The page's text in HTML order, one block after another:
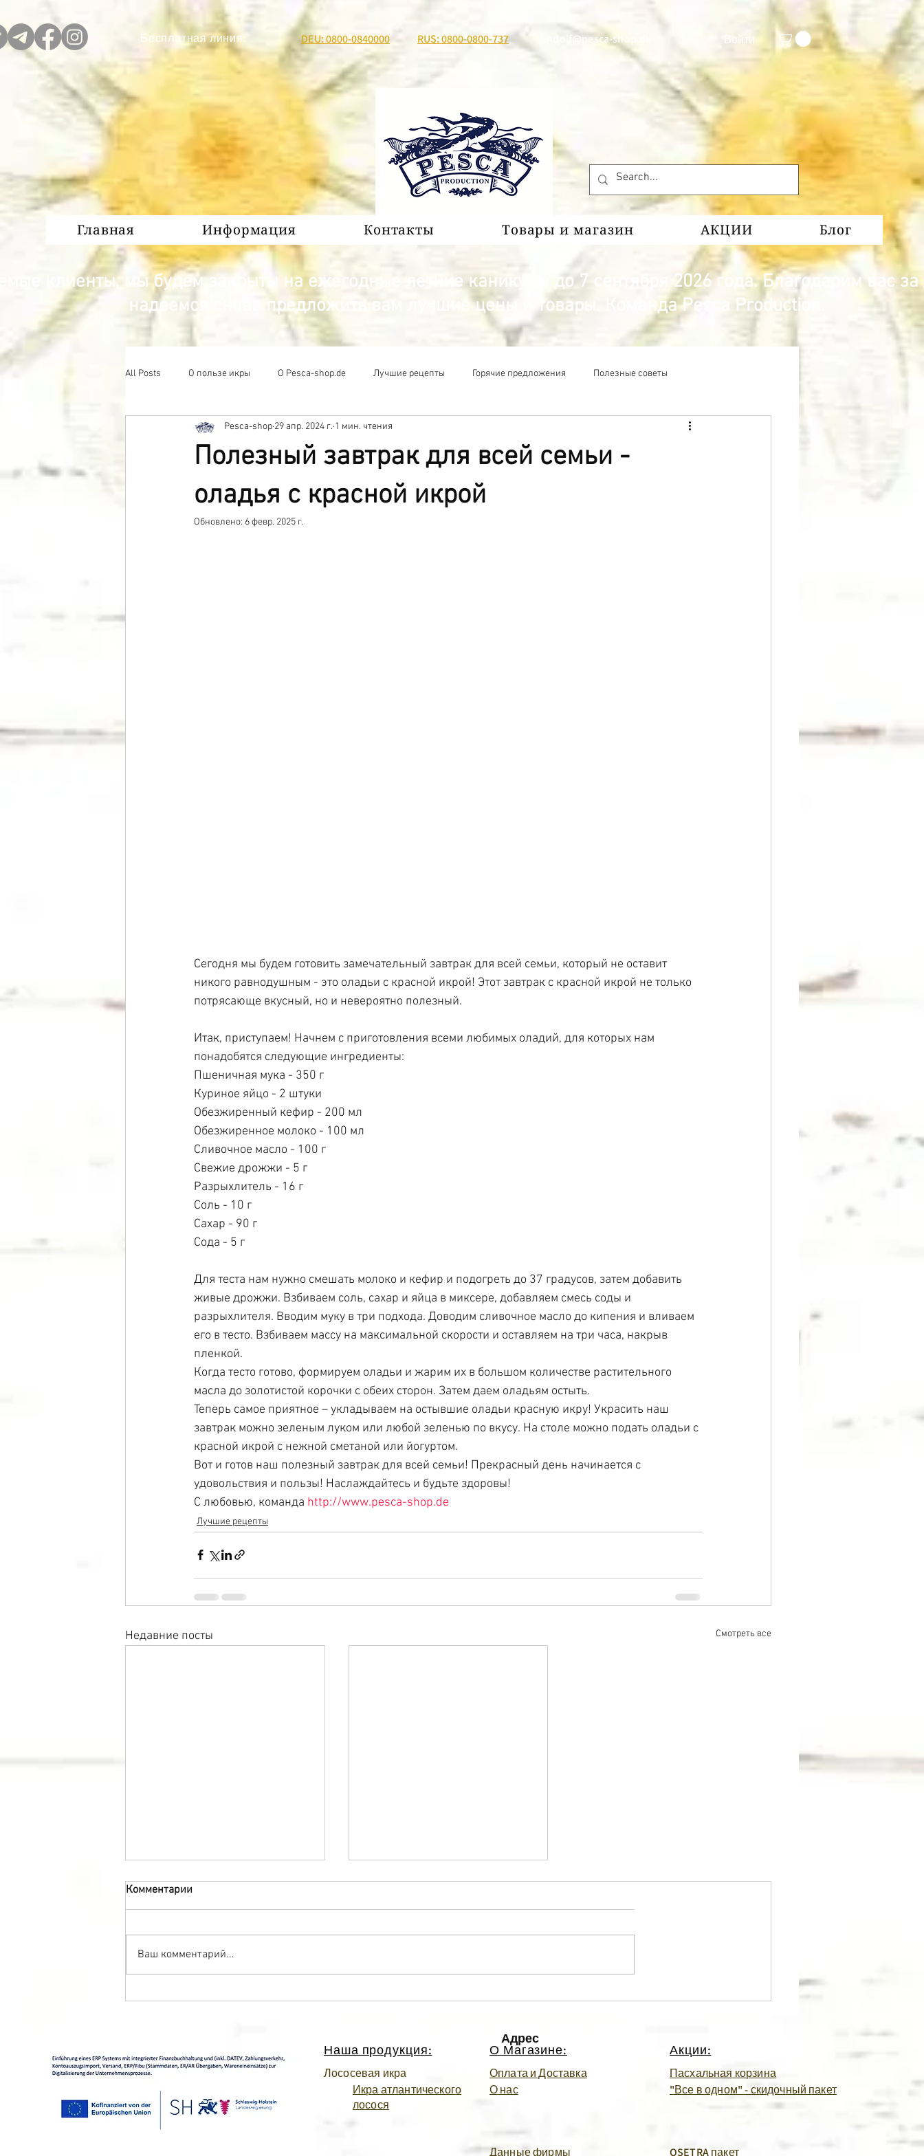
Бесплатная линия: DEU: 0800-0840000 RUS: 0800-0800-737 I.Adolf@pesca-shop.de Войти
Главная Информация Контакты Товары и магазин АКЦИИ Блог
клиенты, мы будем закрыты на ежегодные летние каникулы до 7 сентября 2026 года. Благодарим вас за
надеемся снова предложить вам лучшие цены и товары. Команда Pesca Production.
All Posts О пользе икры О Pesca-shop.de Лучшие рецепты Горячие предложения Полезные советы
Полезный завтрак для всей семьи -
оладья с красной икрой
Pesca-shop 29 апр. 2024 г. 1 мин. чтения
Обновлено: 6 февр. 2025 г.
Сегодня мы будем готовить замечательный завтрак для всей семьи, который не оставит
никого равнодушным - это оладьи с красной икрой! Этот завтрак с красной икрой не только
потрясающе вкусный, но и невероятно полезный.
Итак, приступаем! Начнем с приготовления всеми любимых оладий, для которых нам
понадобятся следующие ингредиенты:
Пшеничная мука - 350 г
Куриное яйцо - 2 штуки
Обезжиренный кефир - 200 мл
Обезжиренное молоко - 100 мл
Сливочное масло - 100 г
Свежие дрожжи - 5 г
Разрыхлитель - 16 г
Соль - 10 г
Сахар - 90 г
Сода - 5 г
Для теста нам нужно смешать молоко и кефир и подогреть до 37 градусов, затем добавить
живые дрожжи. Взбиваем соль, сахар и яйца в миксере, добавляем смесь соды и
разрыхлителя. Вводим муку в три подхода. Доводим сливочное масло до кипения и вливаем
его в тесто. Взбиваем массу на максимальной скорости и оставляем на три часа, накрыв
пленкой.
Когда тесто готово, формируем оладьи и жарим их в большом количестве растительного
масла до золотистой корочки с обеих сторон. Затем даем оладьям остыть.
Теперь самое приятное – укладываем на остывшие оладьи красную икру! Украсить наш
завтрак можно зеленым луком или любой зеленью по вкусу. На столе можно подать оладьи с
красной икрой с нежной сметаной или йогуртом.
Вот и готов наш полезный завтрак для всей семьи! Прекрасный день начинается с
удовольствия и пользы! Наслаждайтесь и будьте здоровы!
С любовью, команда http://www.pesca-shop.de
Лучшие рецепты
Недавние посты Смотреть все
Комментарии
Ваш комментарий...
Адрес
Наша продукция: О Магазине:
Лососевая икра
Оплата и Доставка
О нас
Данные фирмы
Акции:
Пасхальная корзина
"Все в одном" - скидочный пакет
OSETRA пакет
Икра атлантического
лосося